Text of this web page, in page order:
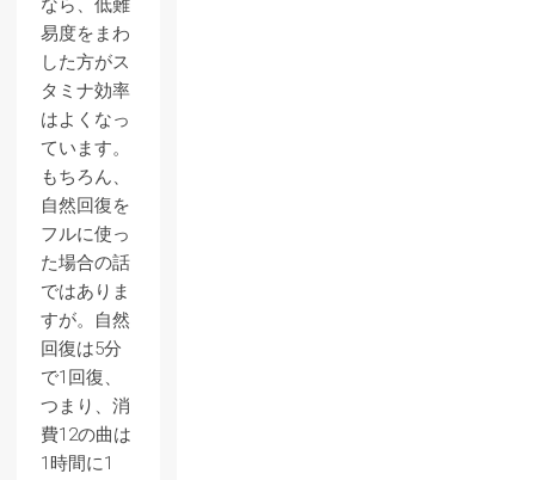
なら、低難
易度をまわ
した方がス
タミナ効率
はよくなっ
ています。
もちろん、
自然回復を
フルに使っ
た場合の話
ではありま
すが。自然
回復は5分
で1回復、
つまり、消
費12の曲は
1時間に1